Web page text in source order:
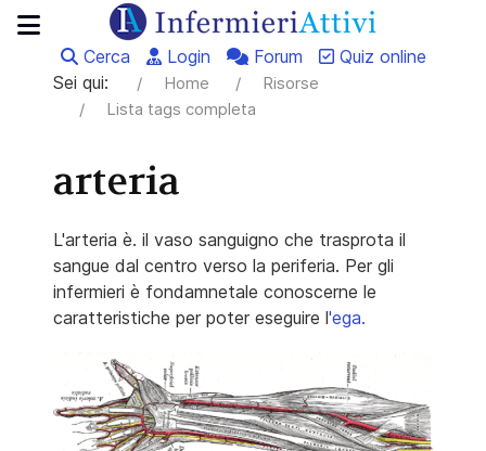
Cerca Login Forum
Quiz online
Sei qui:
Home
Risorse
Lista tags completa
arteria
L'arteria è. il vaso sanguigno che trasprota il
sangue dal centro verso la periferia. Per gli
infermieri è fondamnetale conoscerne le
caratteristiche per poter eseguire l'ega.